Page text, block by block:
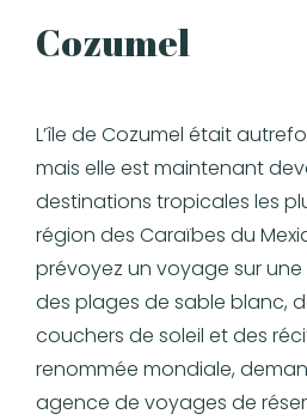
Cozumel
L’île de Cozumel était
mais elle est maintenant
destinations tropicales les
région des Caraïbes du
prévoyez un voyage sur
des plages de sable blanc,
couchers de soleil et des
renommée mondiale,
agence de voyages de